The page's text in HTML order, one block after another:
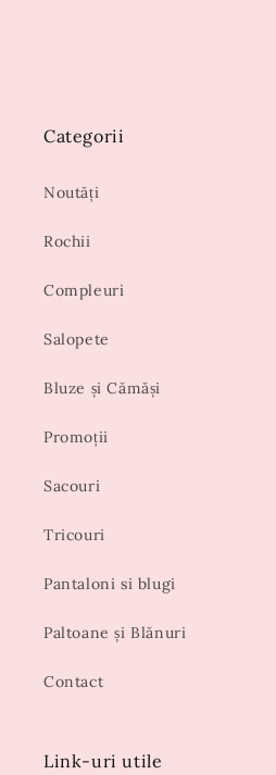
Categorii
Noutăți
Rochii
Compleuri
Salopete
Bluze și Cămăși
Promoții
Sacouri
Tricouri
Pantaloni si blugi
Paltoane și Blănuri
Contact
Link-uri utile